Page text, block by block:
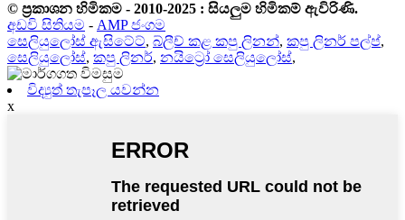
© ප්‍රකාශන හිමිකම - 2010-2025 : සියලුම හිමිකම් ඇවිරිණි.
අඩවි සිතියම - AMP ජංගම
සෙලියුලෝස් ඇසිටේට්, බ්ලීච් කළ කපු ලිනන්, කපු ලිනර් පල්ප්,
සෙලියුලෝස්, කපු ලිනර්, නයිට්‍රෝ සෙලියුලෝස්,
විද්‍යුත් තැපෑල යවන්න
x